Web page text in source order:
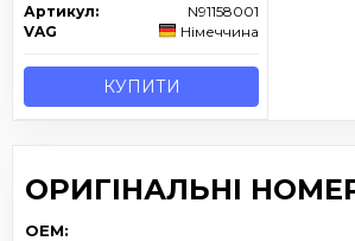
Артикул:
N91158001
VAG
Німеччина
КУПИТИ
ОРИГІНАЛЬНІ
OEM: